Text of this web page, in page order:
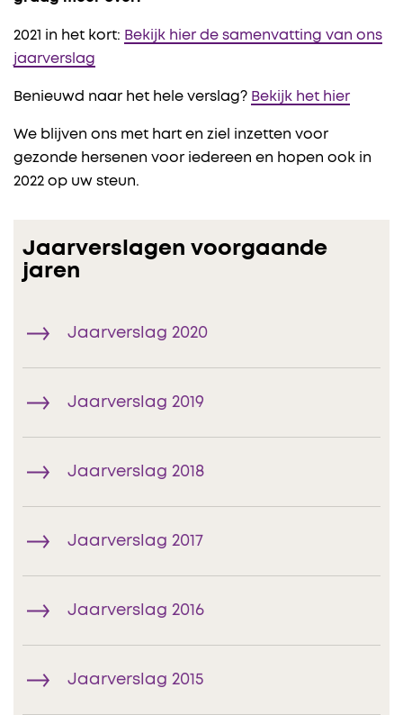
2021 in het kort: Bekijk hier de samenvatting van ons
jaarverslag
Benieuwd naar het hele verslag? Bekijk het hier
We blijven ons met hart en ziel inzetten voor
gezonde hersenen voor iedereen en hopen ook in
2022 op uw steun.
Jaarverslagen voorgaande
jaren
Jaarverslag 2020
Jaarverslag 2019
Jaarverslag 2018
Jaarverslag 2017
Jaarverslag 2016
Jaarverslag 2015